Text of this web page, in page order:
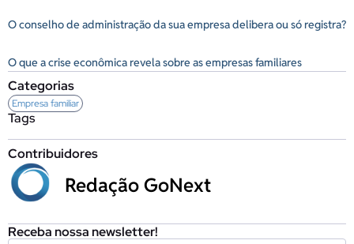
Categorias
Empresa familiar
Tags
Contribuidores
Redação GoNext
Receba nossa newsletter!
O conselho de administração da sua empresa delibera ou só registra?
O que a crise econômica revela sobre as empresas familiares